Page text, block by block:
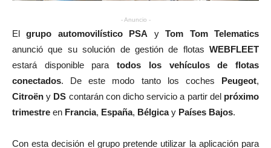
- Anuncio -
Elgrupo automovilístico PSA yTom Tom Telematics
anunció que su solución de gestión de flotas WEBFLEET
estará disponible para todos los vehículos de flotas
conectados. De este modo tanto los coches Peugeot,
Citroën y DS contarán con dicho servicio a partir del próximo
trimestre en Francia, España, Bélgicay Países Bajos.
Con esta decisión el grupo pretende utilizar la aplicación para